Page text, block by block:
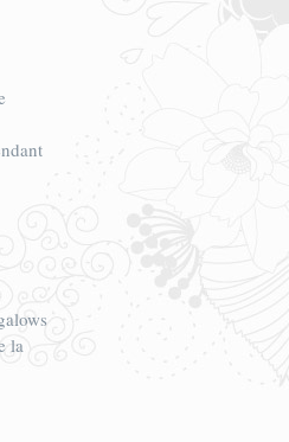
la